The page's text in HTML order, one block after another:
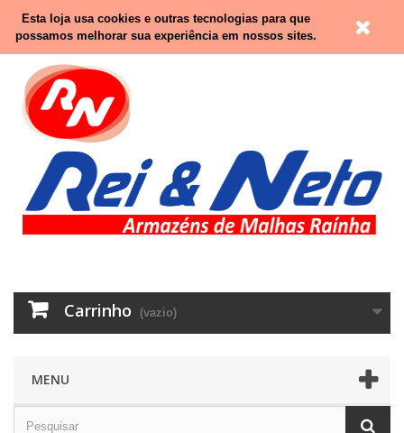
Contacte-nos
Carrinho (vazio)
MENU
Esta loja usa cookies e outras tecnologias para que
possamos melhorar sua experiência em nossos sites.